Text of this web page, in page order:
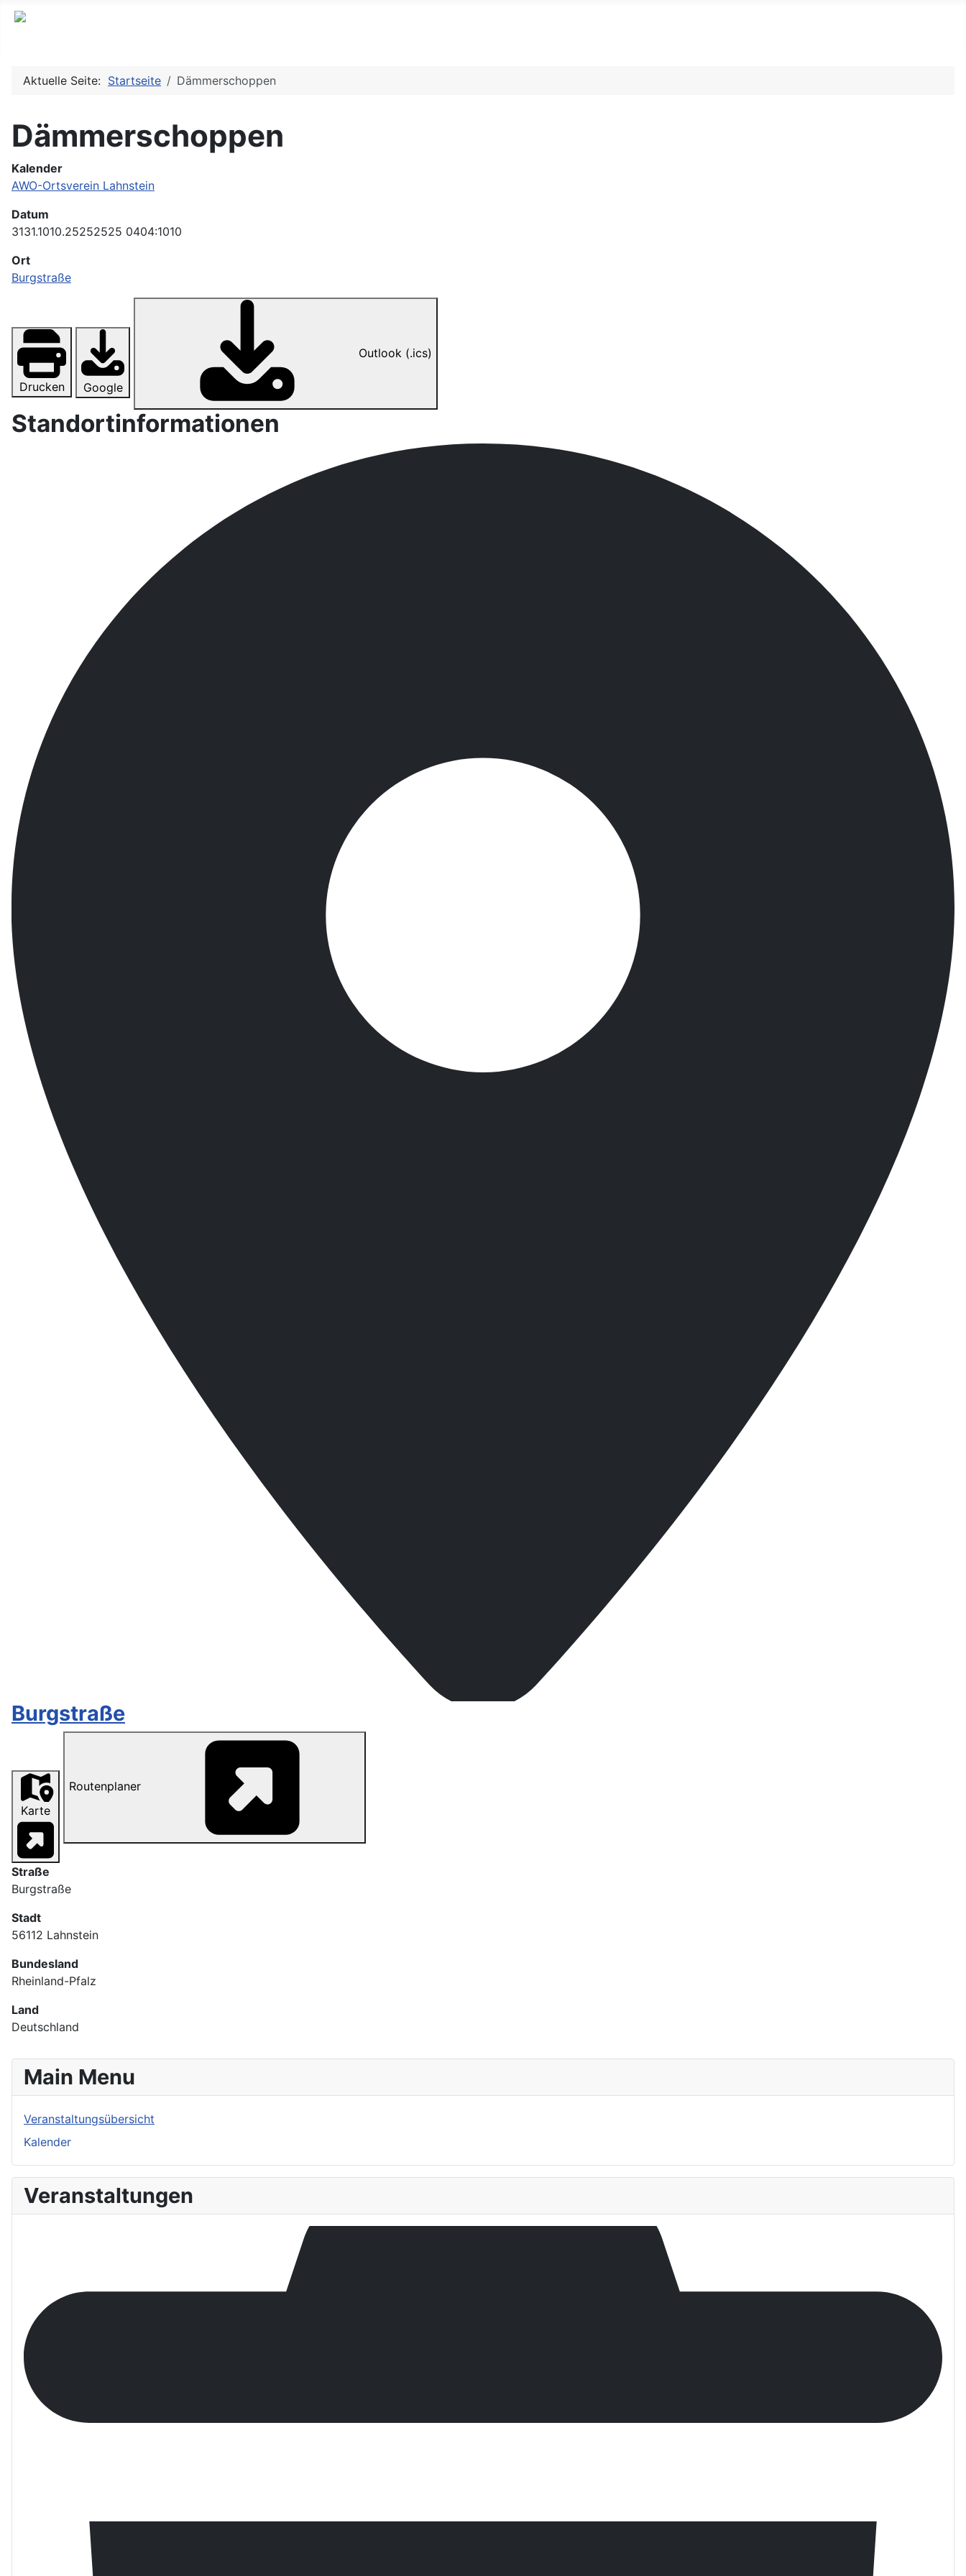
Aktuelle Seite: Startseite Dämmerschoppen
Dämmerschoppen
Kalender
AWO-Ortsverein Lahnstein
Datum
3131.1010.25252525 0404:1010
Ort
Burgstraße
Drucken Google
Outlook (.ics)
Standortinformationen
Burgstraße
Karte
Routenplaner
Straße
Burgstraße
Stadt
56112 Lahnstein
Bundesland
Rheinland-Pfalz
Land
Deutschland
Main Menu
Veranstaltungsübersicht
Kalender
Veranstaltungen